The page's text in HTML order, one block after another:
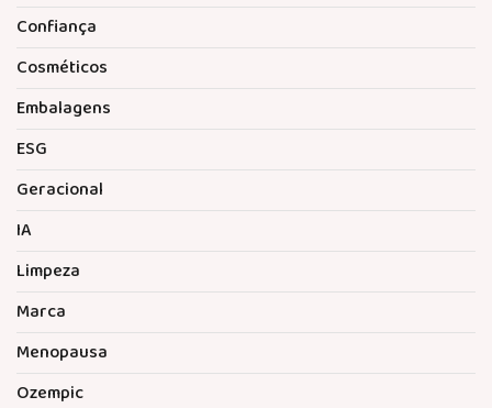
Confiança
Cosméticos
Embalagens
ESG
Geracional
IA
Limpeza
Marca
Menopausa
Ozempic